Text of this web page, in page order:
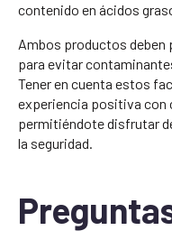
contenido en ácidos
Ambos productos deben
para evitar
Tener en cuenta estos
experiencia positiva con
permitiéndote disfrutar
la seguridad.